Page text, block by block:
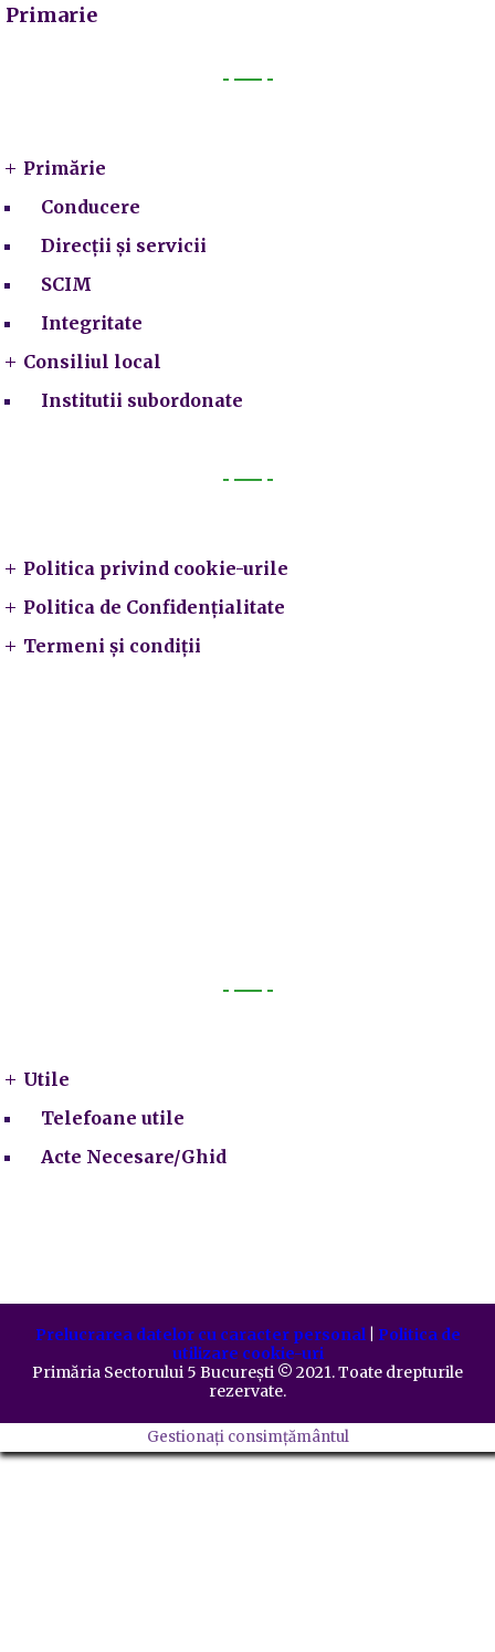
Primarie
Primărie
Conducere
Direcții și servicii
SCIM
Integritate
Consiliul local
Institutii subordonate
Politica privind cookie-urile
Politica de Confidențialitate
Termeni și condiții
Utile
Telefoane utile
Acte Necesare/Ghid
Prelucrarea datelor cu caracter personal| Politica de
utilizare cookie-uri
Primăria Sectorului 5 București ©️ 2021. Toate drepturile
rezervate.
Gestionați consimțământul